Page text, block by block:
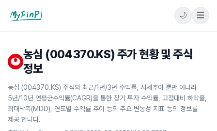
마이핀플
🌙 ☰
농심 (004370.KS) 주가 현황 및 주식
정보
농심 (004370.KS) 주식의 최근/1년/3년 수익률, 시세추이 뿐만 아니라
5년/10년 연평균수익률(CAGR)을 통한 장기 투자 수익률, 고점대비 하락율,
최대낙폭(MDD), 연도별 수익률 추이 등의 주요 변동성 지표 등의 정보를
제공 합니다.